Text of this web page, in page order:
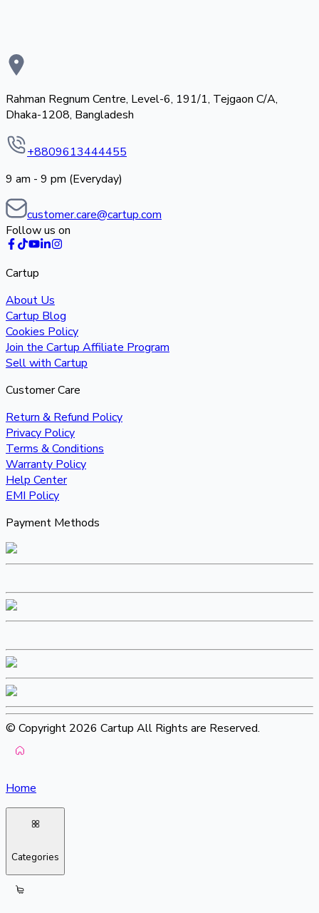
Rahman Regnum Centre, Level-6, 191/1, Tejgaon C/A,
Dhaka-1208, Bangladesh
+8809613444455
9 am - 9 pm (Everyday)
customer.care@cartup.com
Follow us on
Cartup
About Us
Cartup Blog
Cookies Policy
Join the Cartup Affiliate Program
Sell with Cartup
Customer Care
Return & Refund Policy
Privacy Policy
Terms & Conditions
Warranty Policy
Help Center
EMI Policy
Payment Methods
© Copyright 2026 Cartup All Rights are Reserved.
Home
Categories